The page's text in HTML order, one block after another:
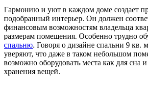
Гармонию и уют в каждом доме создает
подобранный интерьер. Он должен
финансовым возможностям владельца
размерам помещения. Особенно трудно
спальню. Говоря о дизайне спальни 9 кв.
уверяют, что даже в таком небольшом
возможно оборудовать места как для сна
хранения вещей.